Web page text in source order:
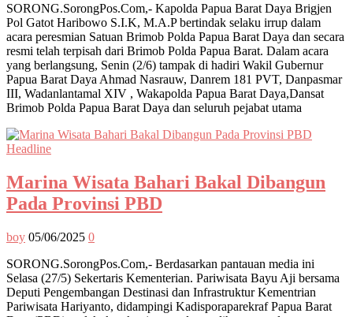
SORONG.SorongPos.Com,- Kapolda Papua Barat Daya Brigjen
Pol Gatot Haribowo S.I.K, M.A.P bertindak selaku irrup dalam
acara peresmian Satuan Brimob Polda Papua Barat Daya dan secara
resmi telah terpisah dari Brimob Polda Papua Barat. Dalam acara
yang berlangsung, Senin (2/6) tampak di hadiri Wakil Gubernur
Papua Barat Daya Ahmad Nasrauw, Danrem 181 PVT, Danpasmar
III, Wadanlantamal XIV , Wakapolda Papua Barat Daya,Dansat
Brimob Polda Papua Barat Daya dan seluruh pejabat utama
Headline
Marina Wisata Bahari Bakal Dibangun
Pada Provinsi PBD
boy 05/06/2025 0
SORONG.SorongPos.Com,- Berdasarkan pantauan media ini
Selasa (27/5) Sekertaris Kementerian. Pariwisata Bayu Aji bersama
Deputi Pengembangan Destinasi dan Infrastruktur Kementrian
Pariwisata Hariyanto, didampingi Kadisporaparekraf Papua Barat